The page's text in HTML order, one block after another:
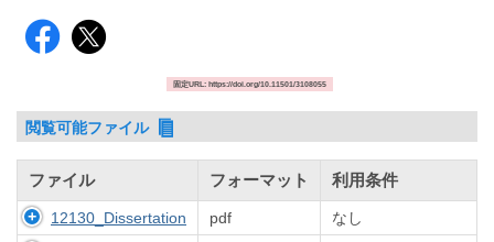
固定URL: https://doi.org/10.11501/3108055
閲覧可能ファイル
ファイル フォーマット 利用条件
12130_Dissertation pdf
なし